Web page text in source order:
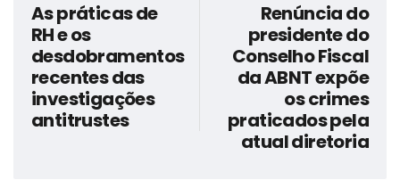
As práticas de
RH e os
desdobramentos
recentes das
investigações
antitrustes
Renúncia do
presidente do
Conselho Fiscal
da ABNT expõe
os crimes
praticados pela
atual diretoria